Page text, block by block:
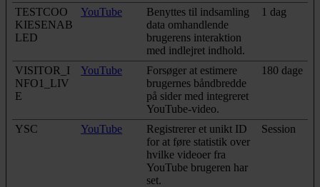
TESTCOO
KIESENAB
LED
YouTube
Benyttes til indsamling
data omhandlende
brugerens interaktion
med indlejret indhold.
1 dag
VISITOR_I
NFO1_LIV
E
YouTube
Forsøger at estimere
brugernes båndbredde
på sider med integreret
YouTube-video.
180 dage
YSC YouTube
Registrerer et unikt ID
for at føre statistik over
hvilke videoer fra
YouTube brugeren har
set.
Session